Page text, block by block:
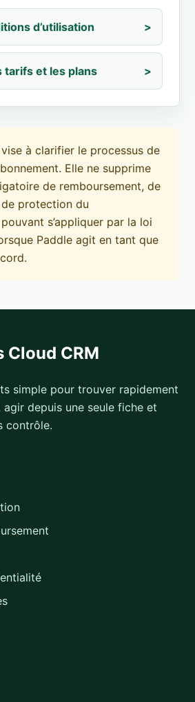
d’utilisation >
tarifs et les plans >
à clarifier le processus de
Elle ne supprime
de remboursement, de
protection du
s’appliquer par la loi
Paddle agit en tant que
Cloud CRM
simple pour trouver rapidement
agir depuis une seule fiche et
contrôle.